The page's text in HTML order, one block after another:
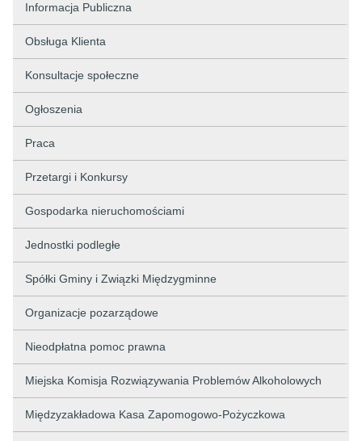
Informacja Publiczna
Obsługa Klienta
Konsultacje społeczne
Ogłoszenia
Praca
Przetargi i Konkursy
Gospodarka nieruchomościami
Jednostki podległe
Spółki Gminy i Związki Międzygminne
Organizacje pozarządowe
Nieodpłatna pomoc prawna
Miejska Komisja Rozwiązywania Problemów Alkoholowych
Międzyzakładowa Kasa Zapomogowo-Pożyczkowa